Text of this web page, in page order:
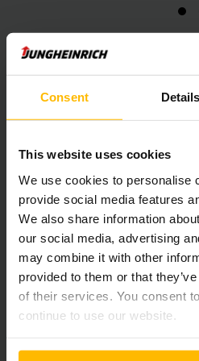
Consent Details
This website uses cookies
We use cookies to personalise
provide social media features
We also share information
our social media, advertising
may combine it with other
provided to them or that
of their services. You consent
continue to use our website.
Μέγιστη απόδοση.
Αυξημένη απόδοση χάρη σε